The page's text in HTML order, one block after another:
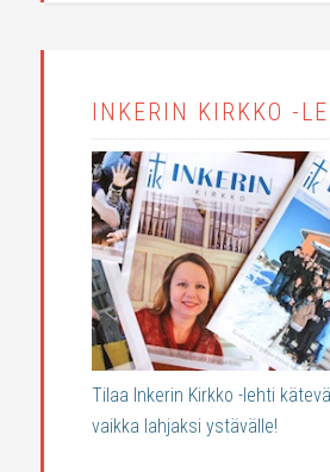
INKERIN KIRKKO -
Tilaa Inkerin Kirkko -lehti
vaikka lahjaksi ystävälle!